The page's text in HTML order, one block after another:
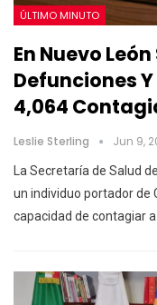
ÚLTIMO MINUTO
En Nuevo
Defunciones
4,064
Leslie Sterling Jun 9,
La Secretaría de Salud
un individuo portador de
capacidad de contagiar